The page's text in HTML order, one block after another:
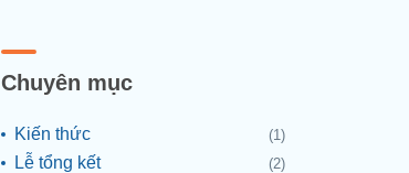
Chuyên mục
Kiến thức (1)
Lễ tổng kết (2)